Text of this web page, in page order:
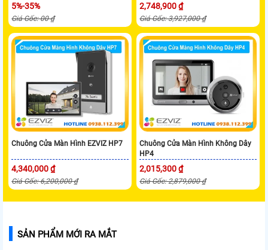
5%-35%
Giá Gốc: 00 ₫
2,748,900 ₫
Giá Gốc: 3,927,000 ₫
Chuông Cửa Màn Hình EZVIZ HP7
4,340,000 ₫
Giá Gốc: 6,200,000 ₫
Chuông Cửa Màn Hình Không Dây
HP4
2,015,300 ₫
Giá Gốc: 2,879,000 ₫
SẢN PHẨM MỚI RA MẮT